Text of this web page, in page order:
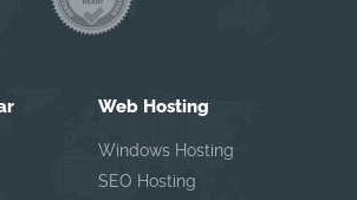
Web Hosting
Windows Hosting
SEO Hosting